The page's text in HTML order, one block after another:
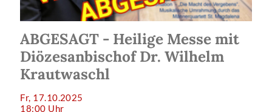
ABGESAGT - Heilige Messe mit
Diözesanbischof Dr. Wilhelm
Krautwaschl
Fr, 17.10.2025
18:00 Uhr